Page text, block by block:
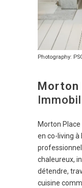
Photography:
Morton
Morton
en co-living à
chaleureux,
détendre,
cuisine